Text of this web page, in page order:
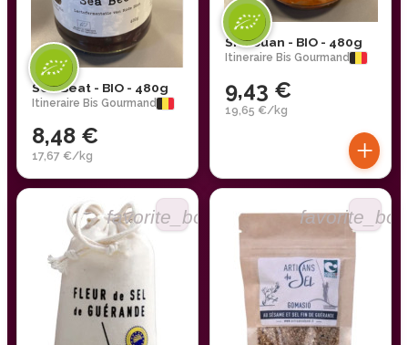
Sea Beat - BIO - 480g
Itineraire Bis Gourmand
8,48 €
17,67 €/kg
Sichouan - BIO - 480g
Itineraire Bis Gourmand
9,43 €
19,65 €/kg
+
favorite_border